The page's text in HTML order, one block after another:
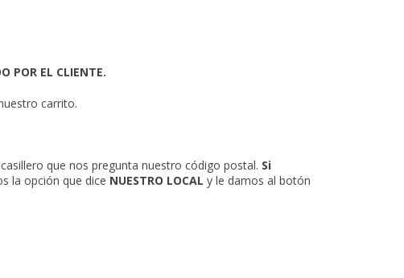
POR EL CLIENTE.
carrito.
que nos pregunta nuestro código postal. Si
la opción que dice NUESTRO LOCAL y le damos al botón